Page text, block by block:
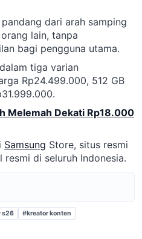
dari arah samping
lain, tanpa
bagi pengguna utama.
tiga varian
Rp24.499.000, 512 GB
Melemah Dekati Rp18.000
Samsung Store, situs resmi
resmi di seluruh Indonesia.
s26 #kreator konten